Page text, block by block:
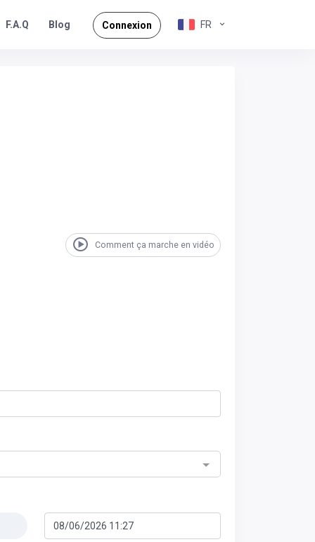
F.A.Q Blog Connexion FR
Comment ça marche en vidéo